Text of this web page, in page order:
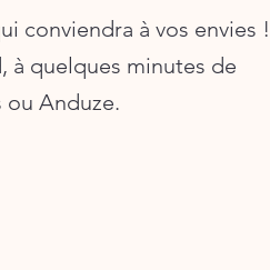
conviendra à vos envies !
à quelques minutes de
ou Anduze.